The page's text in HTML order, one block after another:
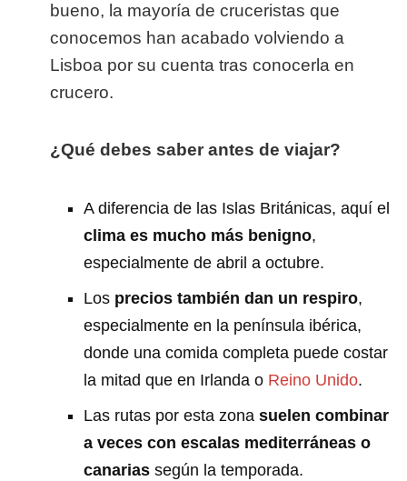
bueno, la mayoría de cruceristas que
conocemos han acabado volviendo a
Lisboa por su cuenta tras conocerla en
crucero.
¿Qué debes saber antes de viajar?
A diferencia de las Islas Británicas, aquí el
clima es mucho más benigno,
especialmente de abril a octubre.
Los precios también dan un respiro,
especialmente en la península ibérica,
donde una comida completa puede costar
la mitad que en Irlanda o Reino Unido.
Las rutas por esta zonasuelen combinar
a veces con escalas mediterráneas o
canarias según la temporada.